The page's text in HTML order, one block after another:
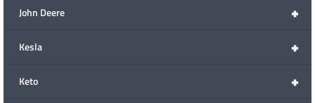
+
John Deere
+
Kesla
+
Keto